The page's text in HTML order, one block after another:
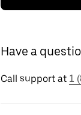
Have a
Call support at 1